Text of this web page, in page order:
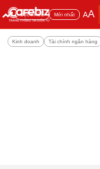
Đọc nhiều Mới nhất AA
Kinh doanh Tài chính ngân hàng